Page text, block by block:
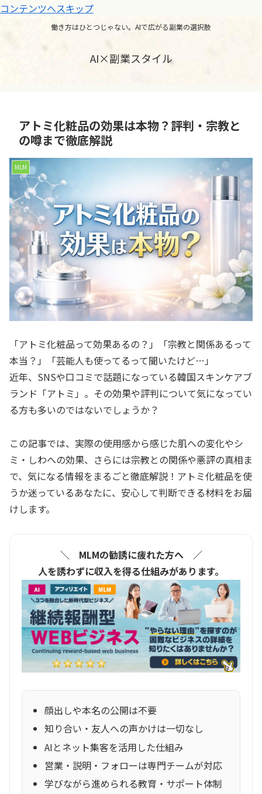
コンテンツへスキップ
働き方はひとつじゃない。AIで広がる副業の選択肢
AI×副業スタイル
アトミ化粧品の効果は本物？評判・宗教と
の噂まで徹底解説
MLM
「アトミ化粧品って効果あるの？」「宗教と関係あるって
本当？」「芸能人も使ってるって聞いたけど…」
近年、SNSや口コミで話題になっている韓国スキンケアブ
ランド「アトミ」。その効果や評判について気になってい
る方も多いのではないでしょうか？
この記事では、実際の使用感から感じた肌への変化やシ
ミ・しわへの効果、さらには宗教との関係や悪評の真相ま
で、気になる情報をまるごと徹底解説！アトミ化粧品を使
うか迷っているあなたに、安心して判断できる材料をお届
けします。
＼ MLMの勧誘に疲れた方へ ／
人を誘わずに収入を得る仕組みがあります。
顔出しや本名の公開は不要
知り合い・友人への声かけは一切なし
AIとネット集客を活用した仕組み
営業・説明・フォローは専門チームが対応
学びながら進められる教育・サポート体制